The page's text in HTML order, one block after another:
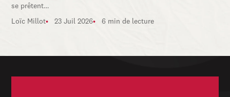
se prêtent…
Loïc Millot 23 Juil 2026 6 min de lecture